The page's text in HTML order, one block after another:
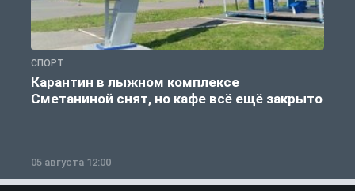
СПОРТ
Карантин в лыжном комплексе
Сметаниной снят, но кафе всё ещё закрыто
05 августа 12:00